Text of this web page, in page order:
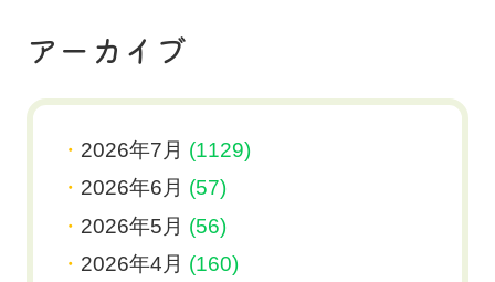
アーカイブ
2026年7月 (1129)
2026年6月 (57)
2026年5月 (56)
2026年4月 (160)